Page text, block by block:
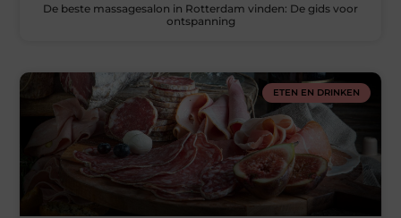
De beste massagesalon in Rotterdam vinden: De gids voor
ontspanning
ETEN EN DRINKEN